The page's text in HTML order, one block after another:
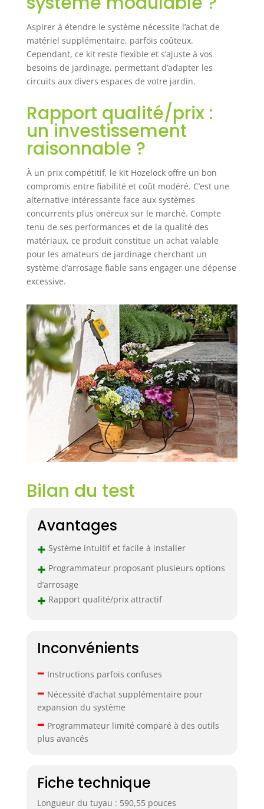
Aspirer à étendre le système nécessite l’achat de
matériel supplémentaire, parfois coûteux.
Cependant, ce kit reste flexible et s’ajuste à vos
besoins de jardinage, permettant d’adapter les
circuits aux divers espaces de votre jardin.
Rapport qualité/prix :
un investissement
raisonnable ?
À un prix compétitif, le kit Hozelock offre un bon
compromis entre fiabilité et coût modéré. C’est une
alternative intéressante face aux systèmes
concurrents plus onéreux sur le marché. Compte
tenu de ses performances et de la qualité des
matériaux, ce produit constitue un achat valable
pour les amateurs de jardinage cherchant un
système d’arrosage fiable sans engager une dépense
excessive.
Bilan du test
Avantages
+ Système intuitif et facile à installer
+ Programmateur proposant plusieurs options
d’arrosage
+ Rapport qualité/prix attractif
Inconvénients
– Instructions parfois confuses
– Nécessité d’achat supplémentaire pour
expansion du système
– Programmateur limité comparé à des outils
plus avancés
Fiche technique
Longueur du tuyau : 590,55 pouces